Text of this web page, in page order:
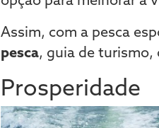
Assim, com a pesca
pesca, guia de turismo,
Prosperidade